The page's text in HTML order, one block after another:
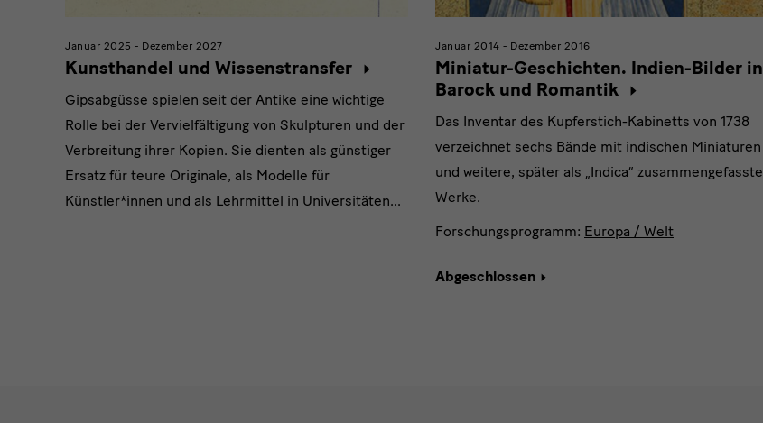
Januar 2025 - Dezember 2027
Kunsthandel und Wissenstransfer
Gipsabgüsse spielen seit der Antike eine wichtige
Rolle bei der Vervielfältigung von Skulpturen und der
Verbreitung ihrer Kopien. Sie dienten als günstiger
Ersatz für teure Originale, als Modelle für
Künstler*innen und als Lehrmittel in Universitäten...
Januar 2014 - Dezember 2016
Miniatur-Geschichten. Indien-Bilder in
Barock und Romantik
Das Inventar des Kupferstich-Kabinetts von 1738
verzeichnet sechs Bände mit indischen Miniaturen
und weitere, später als „Indica“ zusammengefasste
Werke.
Forschungsprogramm: Europa / Welt
Abgeschlossen